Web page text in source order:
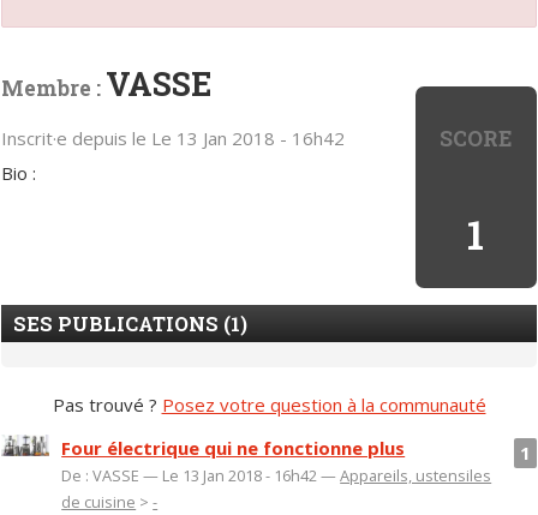
SCORE
1
Membre : VASSE
Inscrit·e depuis le Le 13 Jan 2018 - 16h42
Bio :
SES PUBLICATIONS (1)
Pas trouvé ? Posez votre question à la communauté
1
Four électrique qui ne fonctionne plus
De : VASSE — Le 13 Jan 2018 - 16h42 —Appareils, ustensiles
de cuisine >-